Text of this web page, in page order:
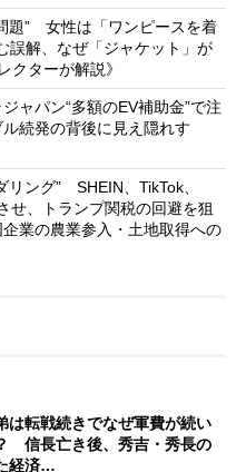
題” 女性は「ワンピースを着
誤解、なぜ「ジャケット」が
クターが解説》
ャパン“多額のEV補助金”で注
続発の背後に見え隠れす
リング” SHEIN、TikTok、
、トランプ関税の回避を狙
業の農業参入・土地取得への
は転戦続きでなぜ軍費が続い
信長亡き後、秀吉・秀長の
経済…